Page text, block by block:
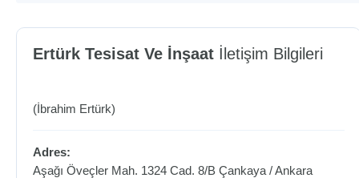
Ertürk Tesisat Ve İnşaat İletişim Bilgileri
(İbrahim Ertürk)
Adres:
Aşağı Öveçler Mah. 1324 Cad. 8/B Çankaya /Ankara